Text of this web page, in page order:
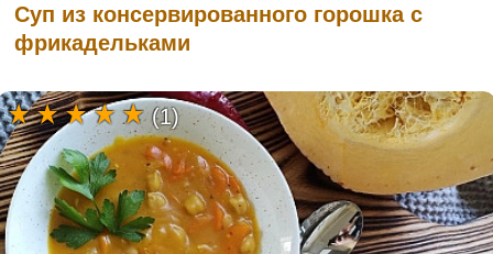
Суп из консервированного горошка с
фрикадельками
(1)